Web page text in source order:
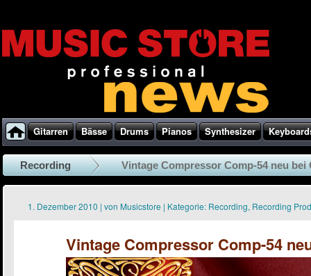
Gitarren Bässe Drums Pianos Synthesizer
Recording Vintage Compressor Comp-54 neu bei
1. Dezember 2010 | von Musicstore | Kategorie: Recording, Recording
Vintage Compressor Comp-54